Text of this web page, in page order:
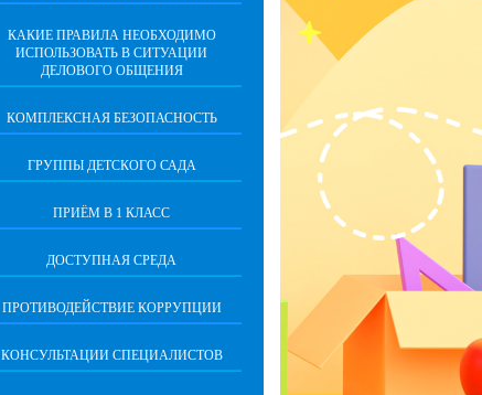
КАКИЕ ПРАВИЛА НЕОБХОДИМО
ИСПОЛЬЗОВАТЬ В СИТУАЦИИ
ДЕЛОВОГО ОБЩЕНИЯ
КОМПЛЕКСНАЯ БЕЗОПАСНОСТЬ
ГРУППЫ ДЕТСКОГО САДА
ПРИЁМ В 1 КЛАСС
ДОСТУПНАЯ СРЕДА
ПРОТИВОДЕЙСТВИЕ КОРРУПЦИИ
КОНСУЛЬТАЦИИ СПЕЦИАЛИСТОВ